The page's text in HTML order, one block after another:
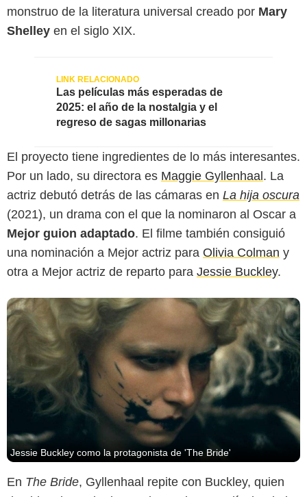
monstruo de la literatura universal creado por Mary
Shelley en el siglo XIX.
Las películas más esperadas de
2025: el año de la nostalgia y el
regreso de sagas millonarias
El proyecto tiene ingredientes de lo más interesantes.
Por un lado, su directora es Maggie Gyllenhaal. La
actriz debutó detrás de las cámaras en La hija oscura
(2021), un drama con el que la nominaron al Oscar a
Mejor guion adaptado. El filme también consiguió
una nominación a Mejor actriz para Olivia Colman y
otra a Mejor actriz de reparto para Jessie Buckley.
Jessie Buckley como la protagonista de 'The Bride'
En The Bride, Gyllenhaal repite con Buckley, quien